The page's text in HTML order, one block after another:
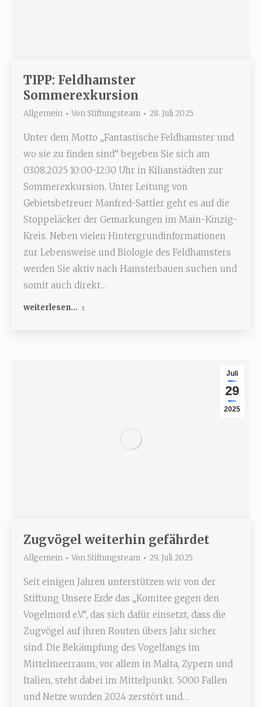
TIPP: Feldhamster
Sommerexkursion
Allgemein Von Stiftungsteam 28. Juli 2025
Unter dem Motto „Fantastische Feldhamster und
wo sie zu finden sind“ begeben Sie sich am
03.08.2025 10:00-12:30 Uhr in Kilianstädten zur
Sommerexkursion. Unter Leitung von
Gebietsbetreuer Manfred-Sattler geht es auf die
Stoppeläcker der Gemarkungen im Main-Kinzig-
Kreis. Neben vielen Hintergrundinformationen
zur Lebensweise und Biologie des Feldhamsters
werden Sie aktiv nach Hamsterbauen suchen und
somit auch direkt…
weiterlesen...
Juli
29
2025
Zugvögel weiterhin gefährdet
Allgemein Von Stiftungsteam 29. Juli 2025
Seit einigen Jahren unterstützen wir von der
Stiftung Unsere Erde das „Komitee gegen den
Vogelmord e.V.“, das sich dafür einsetzt, dass die
Zugvögel auf ihren Routen übers Jahr sicher
sind. Die Bekämpfung des Vogelfangs im
Mittelmeerraum, vor allem in Malta, Zypern und
Italien, steht dabei im Mittelpunkt. 5000 Fallen
und Netze wurden 2024 zerstört und…